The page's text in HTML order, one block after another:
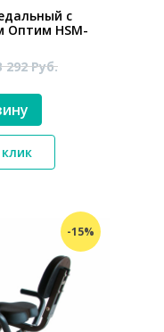
с
Оптим HSM-
292Руб.
-15%